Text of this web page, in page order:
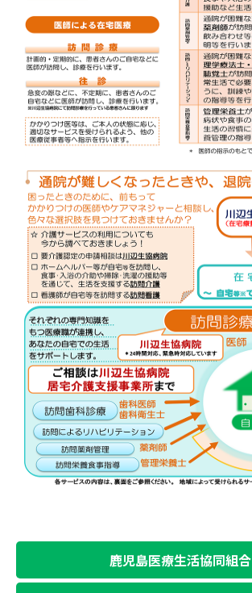
鹿児島医療生活協同組合